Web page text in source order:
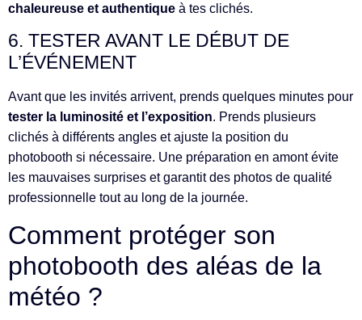
chaleureuse et authentique à tes clichés.
6. TESTER AVANT LE DÉBUT DE
L’ÉVÉNEMENT
Avant que les invités arrivent, prends quelques minutes pour
tester la luminosité et l’exposition. Prends plusieurs
clichés à différents angles et ajuste la position du
photobooth si nécessaire. Une préparation en amont évite
les mauvaises surprises et garantit des photos de qualité
professionnelle tout au long de la journée.
Comment protéger son
photobooth des aléas de la
météo ?